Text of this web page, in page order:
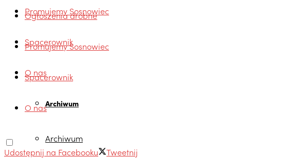
Promujemy Sosnowiec
Spacerownik
O nas
Archiwum
Ogłoszenia drobne
Promujemy Sosnowiec
Spacerownik
O nas
Archiwum
Udostępnij na Facebooku
Tweetnij